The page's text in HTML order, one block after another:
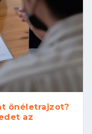
önéletrajzot?
az